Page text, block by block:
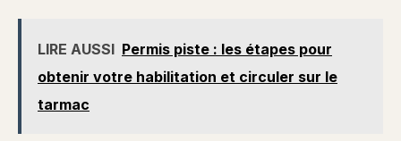
LIRE AUSSI Permis piste : les étapes pour
obtenir votre habilitation et circuler sur le
tarmac